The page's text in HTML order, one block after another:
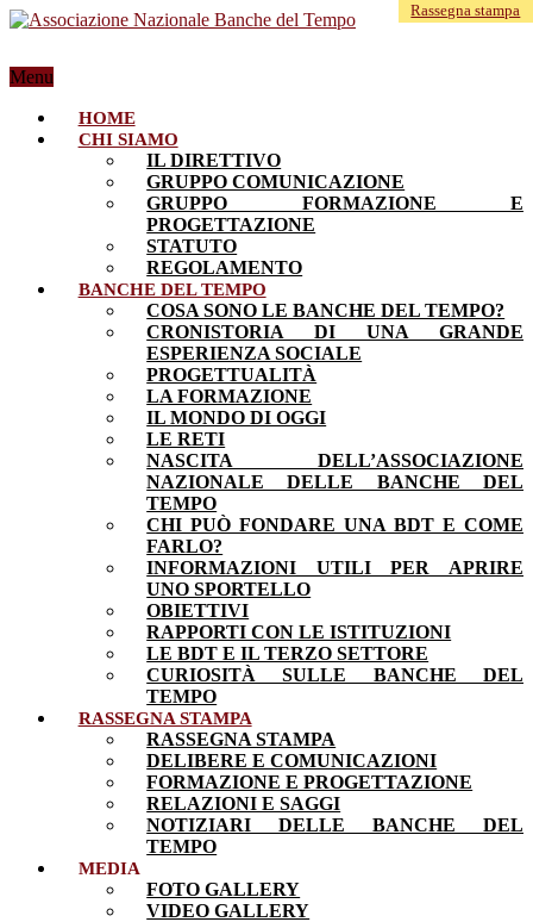
Menu
HOME
CHI SIAMO
IL DIRETTIVO
GRUPPO COMUNICAZIONE
GRUPPO FORMAZIONE E
PROGETTAZIONE
STATUTO
REGOLAMENTO
BANCHE DEL TEMPO
COSA SONO LE BANCHE DEL TEMPO?
CRONISTORIA DI UNA GRANDE
ESPERIENZA SOCIALE
PROGETTUALITÀ
LA FORMAZIONE
IL MONDO DI OGGI
LE RETI
NASCITA DELL’ASSOCIAZIONE
NAZIONALE DELLE BANCHE DEL
TEMPO
CHI PUÒ FONDARE UNA BDT E COME
FARLO?
INFORMAZIONI UTILI PER APRIRE
UNO SPORTELLO
OBIETTIVI
RAPPORTI CON LE ISTITUZIONI
LE BDT E IL TERZO SETTORE
CURIOSITÀ SULLE BANCHE DEL
TEMPO
RASSEGNA STAMPA
RASSEGNA STAMPA
DELIBERE E COMUNICAZIONI
FORMAZIONE E PROGETTAZIONE
RELAZIONI E SAGGI
NOTIZIARI DELLE BANCHE DEL
TEMPO
MEDIA
FOTO GALLERY
VIDEO GALLERY
Rassegna stampa